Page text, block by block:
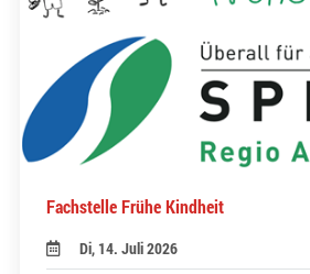
Fachstelle Frühe Kindheit
Di, 14. Juli 2026